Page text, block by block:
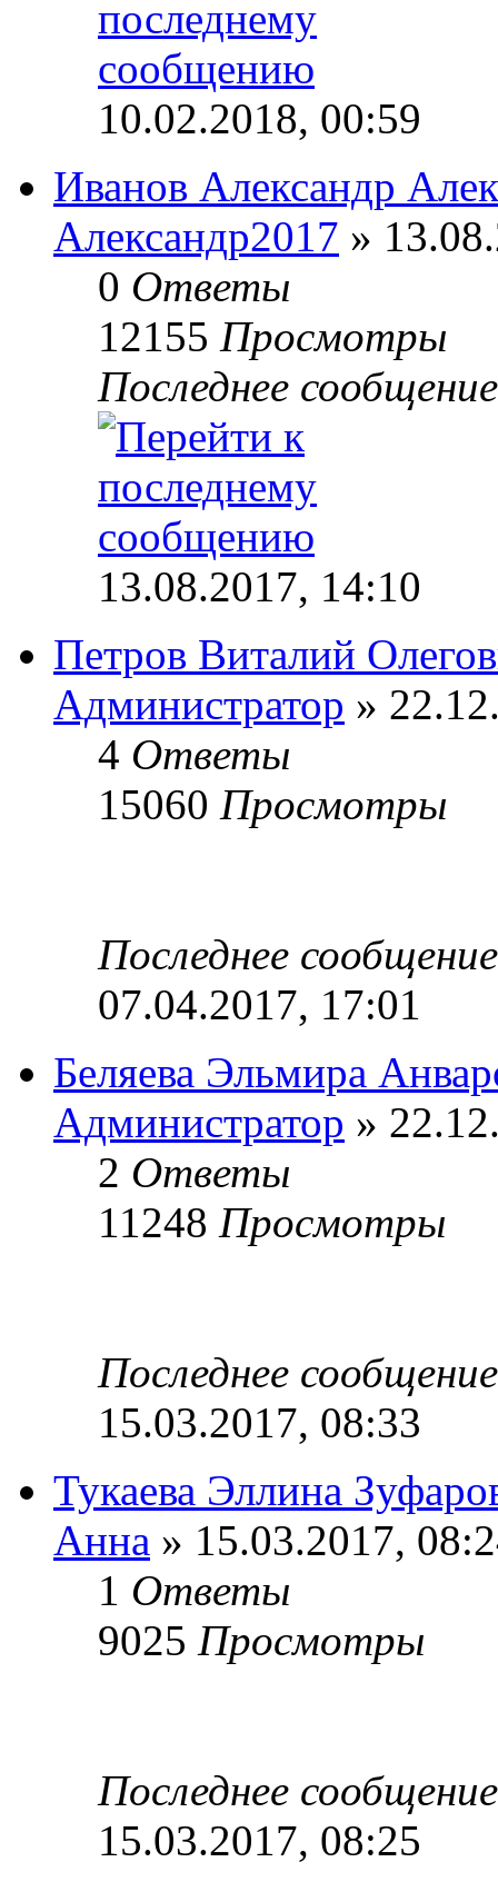
10.02.2018, 00:59
Иванов Александр
Александр2017 »
0 Ответы
12155 Просмотры
Последнее
13.08.2017, 14:10
Петров Виталий
Администратор »
4 Ответы
15060 Просмотры
Последнее
07.04.2017, 17:01
Беляева Эльмира
Администратор »
2 Ответы
11248 Просмотры
Последнее
15.03.2017, 08:33
Тукаева Эллина
Анна » 15.03.2017,
1 Ответы
9025 Просмотры
Последнее
15.03.2017, 08:25